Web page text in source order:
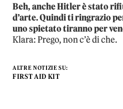
Beh, anche Hitler è stato
d’arte. Quindi ti ringrazio
uno spietato tiranno per
Klara: Prego, non c’è di che.
ALTRE NOTIZIE SU:
FIRST AID KIT